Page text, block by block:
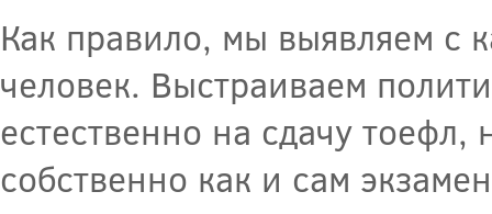
Как правило, мы выявляем с
человек. Выстраиваем
естественно на сдачу
собственно как и сам